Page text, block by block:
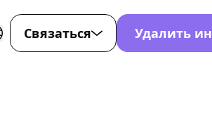
Связаться Удалить